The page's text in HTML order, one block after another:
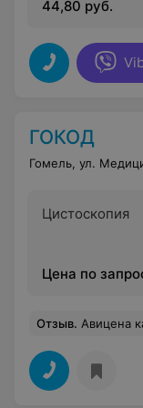
44,80 руб.
ГОКОД
Гомель, ул.
Цистоскопия
Цена по
Отзыв. Авицена как-то сказал: «Врач должен обладать взглядом